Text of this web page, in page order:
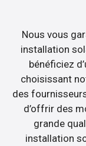
Nous vous
installation
bénéficiez
choisissant
des
d’offrir des
grande
installation